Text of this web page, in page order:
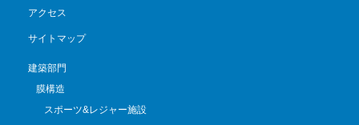
アクセス
サイトマップ
建築部門
膜構造
スポーツ&レジャー施設